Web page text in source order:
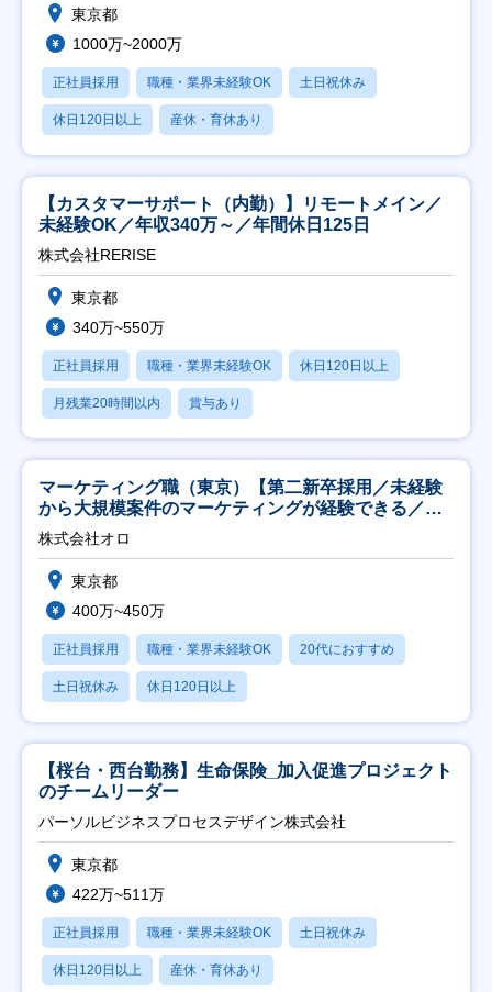
東京都
1000万~2000万
正社員採用 職種・業界未経験OK 土日祝休み
休日120日以上 産休・育休あり
【カスタマーサポート（内勤）】リモートメイン／
未経験OK／年収340万～／年間休日125日
株式会社RERISE
東京都
340万~550万
正社員採用 職種・業界未経験OK 休日120日以上
月残業20時間以内 賞与あり
マーケティング職（東京）【第二新卒採用／未経験
から大規模案件のマーケティングが経験できる／研
修充実】
株式会社オロ
東京都
400万~450万
正社員採用 職種・業界未経験OK 20代におすすめ
土日祝休み 休日120日以上
【桜台・西台勤務】生命保険_加入促進プロジェクト
のチームリーダー
パーソルビジネスプロセスデザイン株式会社
東京都
422万~511万
正社員採用 職種・業界未経験OK 土日祝休み
休日120日以上 産休・育休あり